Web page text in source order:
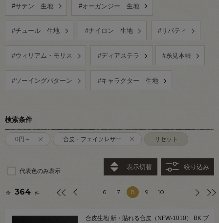
#サテン 生地 #オーガンジー 生地
#チュール 生地 #ナイロン 生地 #リバティ
#ウィリアム・モリス #ディアステラ #糸見本帳
#ソーイングパターン #キャラクター 生地
検索条件
0円～ 合皮・フェイクレザー リセット
代表色のみ表示
表示切替 絞り込み
全 364 件 6 7 8 9 10
合皮生地 新・貼れる合皮（NFW-1010） BK.ブ